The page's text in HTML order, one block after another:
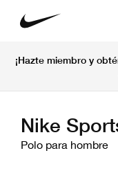
¡Hazte miembro y
Nike
Polo para hombre